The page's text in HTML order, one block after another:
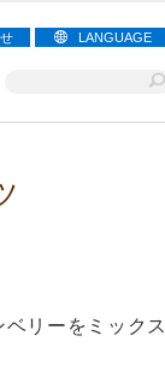
LANGUAGE
リーをミックス